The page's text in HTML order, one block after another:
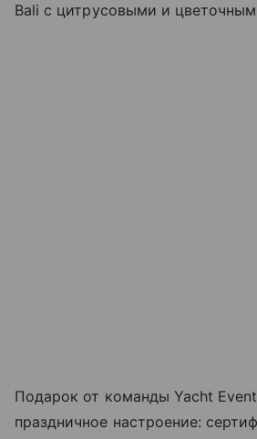
Bali с цитрусовыми и
Подарок от команды Yacht
праздничное настроение: